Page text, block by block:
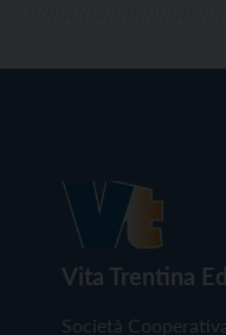
Vita Trentina
Società